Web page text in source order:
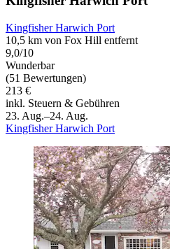
Kingfisher Harwich Port
10,5 km von Fox Hill entfernt
9,0/10
Wunderbar
(51 Bewertungen)
213 €
inkl. Steuern & Gebühren
23. Aug.–24. Aug.
Kingfisher Harwich Port